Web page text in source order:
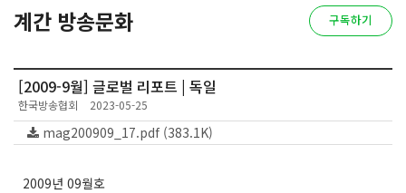
계간 방송문화 구독하기
[2009-9월] 글로벌 리포트 | 독일
한국방송협회 2023-05-25
mag200909_17.pdf (383.1K)
2009년 09월호